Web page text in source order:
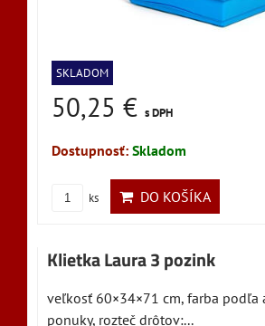
SKLADOM
50,25 € s DPH
Dostupnosť: Skladom
ks DO KOŠÍKA
Klietka Laura 3 pozink
veľkosť 60×34×71 cm, farba podľa
ponuky, rozteč drôtov:...